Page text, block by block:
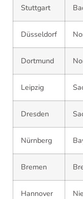
Stuttgart
Düsseldorf
Dortmund
Leipzig
Dresden
Nürnberg
Bremen
Hannover